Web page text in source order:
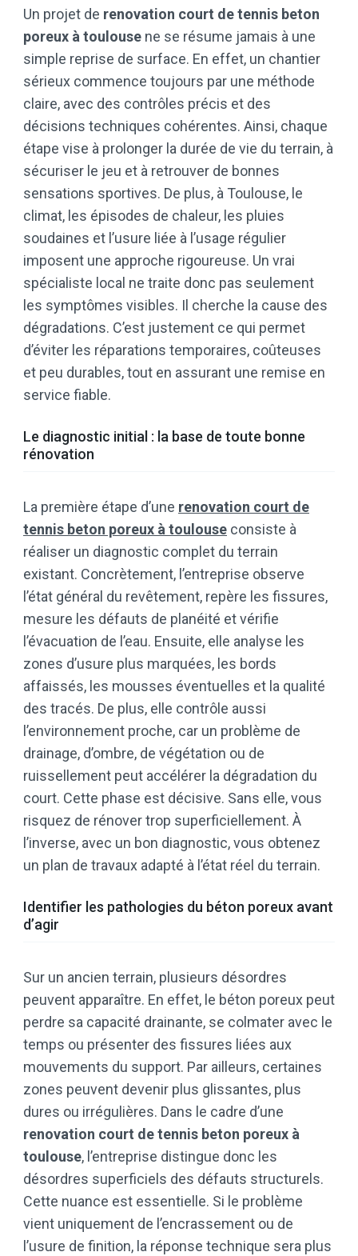
Un projet de renovation court de tennis beton
poreux à toulouse ne se résume jamais à une
simple reprise de surface. En effet, un chantier
sérieux commence toujours par une méthode
claire, avec des contrôles précis et des
décisions techniques cohérentes. Ainsi, chaque
étape vise à prolonger la durée de vie du terrain, à
sécuriser le jeu et à retrouver de bonnes
sensations sportives. De plus, à Toulouse, le
climat, les épisodes de chaleur, les pluies
soudaines et l’usure liée à l’usage régulier
imposent une approche rigoureuse. Un vrai
spécialiste local ne traite donc pas seulement
les symptômes visibles. Il cherche la cause des
dégradations. C’est justement ce qui permet
d’éviter les réparations temporaires, coûteuses
et peu durables, tout en assurant une remise en
service fiable.
Le diagnostic initial : la base de toute bonne
rénovation
La première étape d’une renovation court de
tennis beton poreux à toulouse consiste à
réaliser un diagnostic complet du terrain
existant. Concrètement, l’entreprise observe
l’état général du revêtement, repère les fissures,
mesure les défauts de planéité et vérifie
l’évacuation de l’eau. Ensuite, elle analyse les
zones d’usure plus marquées, les bords
affaissés, les mousses éventuelles et la qualité
des tracés. De plus, elle contrôle aussi
l’environnement proche, car un problème de
drainage, d’ombre, de végétation ou de
ruissellement peut accélérer la dégradation du
court. Cette phase est décisive. Sans elle, vous
risquez de rénover trop superficiellement. À
l’inverse, avec un bon diagnostic, vous obtenez
un plan de travaux adapté à l’état réel du terrain.
Identifier les pathologies du béton poreux avant
d’agir
Sur un ancien terrain, plusieurs désordres
peuvent apparaître. En effet, le béton poreux peut
perdre sa capacité drainante, se colmater avec le
temps ou présenter des fissures liées aux
mouvements du support. Par ailleurs, certaines
zones peuvent devenir plus glissantes, plus
dures ou irrégulières. Dans le cadre d’une
renovation court de tennis beton poreux à
toulouse, l’entreprise distingue donc les
désordres superficiels des défauts structurels.
Cette nuance est essentielle. Si le problème
vient uniquement de l’encrassement ou de
l’usure de finition, la réponse technique sera plus